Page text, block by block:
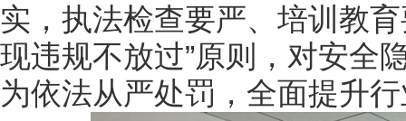
实，执法检查要严、培训教
现违规不放过”原则，对安全
为依法从严处罚，全面提升